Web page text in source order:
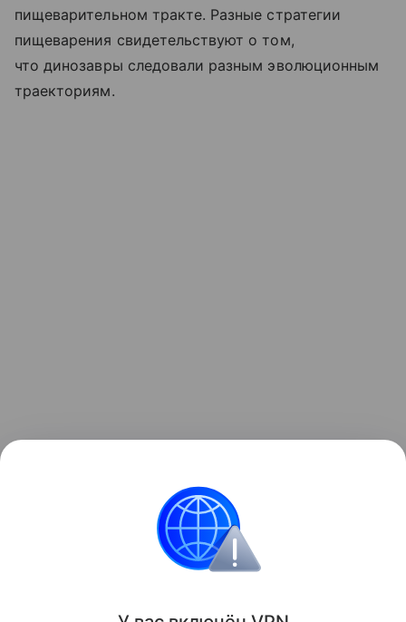
пищеварительном тракте. Разные стратегии
пищеварения свидетельствуют о том,
что динозавры следовали разным эволюционным
траекториям.
Таиланде по одному позвонку открыли новый вид
гигантского динозавра.